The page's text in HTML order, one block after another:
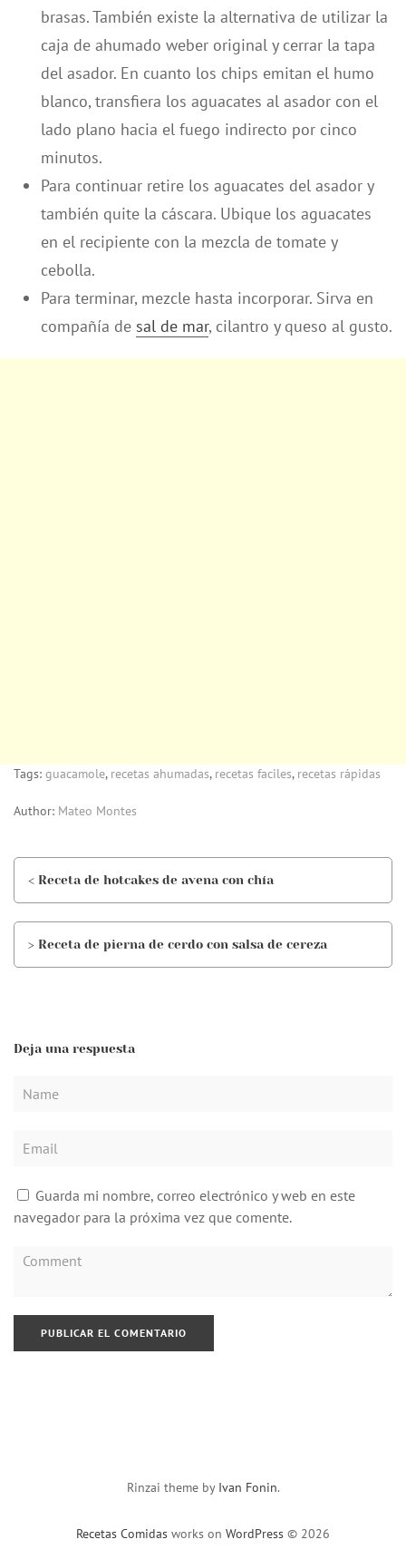
brasas. También existe la alternativa de utilizar la
caja de ahumado weber original y cerrar la tapa
del asador. En cuanto los chips emitan el humo
blanco, transfiera los aguacates al asador con el
lado plano hacia el fuego indirecto por cinco
minutos.
Para continuar retire los aguacates del asador y
también quite la cáscara. Ubique los aguacates
en el recipiente con la mezcla de tomate y
cebolla.
Para terminar, mezcle hasta incorporar. Sirva en
compañía de sal de mar, cilantro y queso al gusto.
Tags: guacamole, recetas ahumadas, recetas faciles, recetas rápidas
Author: Mateo Montes
< Receta de hotcakes de avena con chía
> Receta de pierna de cerdo con salsa de cereza
Deja una respuesta
Guarda mi nombre, correo electrónico y web en este
navegador para la próxima vez que comente.
Recetas Comidas works on WordPress © 2026
Rinzai theme by Ivan Fonin.